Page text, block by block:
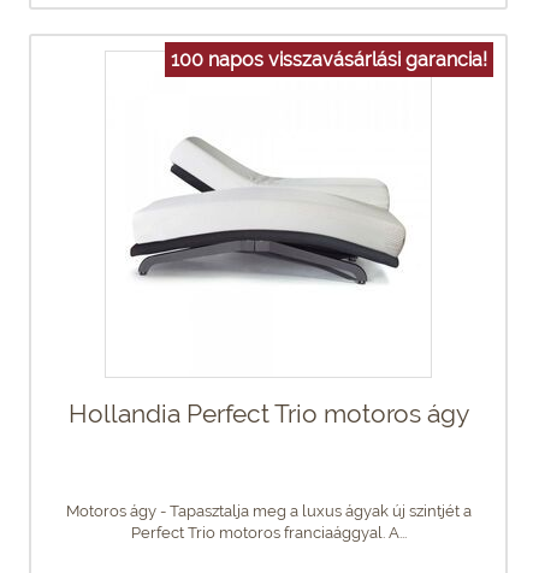
100 napos visszavásárlási garancia!
Hollandia Perfect Trio motoros ágy
Motoros ágy - Tapasztalja meg a luxus ágyak új szintjét a
Perfect Trio motoros franciaággyal. A...